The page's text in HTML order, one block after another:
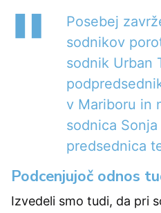
Posebej
sodnikov
sodnik Urban
v Mariboru in
sodnica
predsednica
Podcenjujoč odnos
Izvedeli smo tudi, da pri